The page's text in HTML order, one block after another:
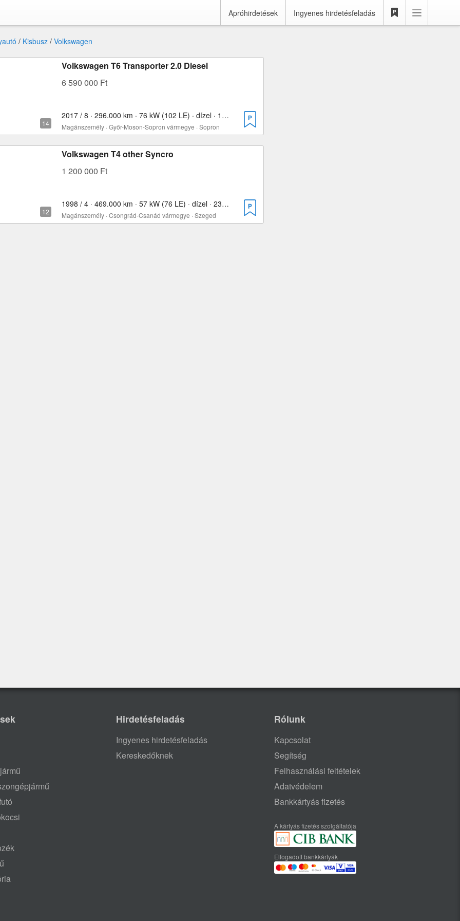
Apróhirdetések Ingyenes hirdetésfeladás
/ Kisbusz / Volkswagen
Volkswagen T6 Transporter 2.0 Diesel
6 590 000 Ft
2017 / 8 · 296.000 km · 76 kW (102 LE) · dízel · 1968 cm³
Magánszemély · Győr-Moson-Sopron vármegye · Sopron
Volkswagen T4 other Syncro
1 200 000 Ft
1998 / 4 · 469.000 km · 57 kW (76 LE) · dízel · 2370 cm³
Magánszemély · Csongrád-Csanád vármegye · Szeged
Hirdetésfeladás
Ingyenes hirdetésfeladás
Kereskedőknek
Rólunk
Kapcsolat
Segítség
Felhasználási feltételek
Adatvédelem
Bankkártyás fizetés
A kártyás fizetés szolgáltatója
Elfogadott bankkártyák